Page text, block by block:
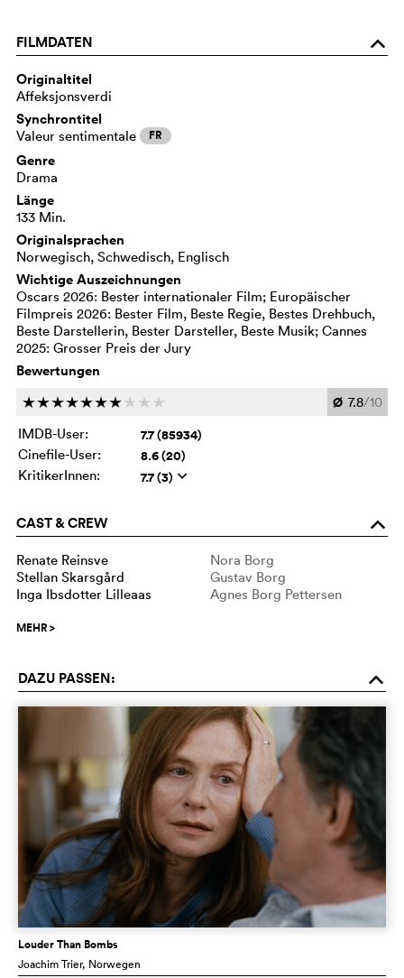
FILMDATEN o
Originaltitel
Affeksjonsverdi
Synchrontitel
Valeur sentimentale FR
Genre
Drama
Länge
133 Min.
Originalsprachen
Norwegisch, Schwedisch, Englisch
Wichtige Auszeichnungen
Oscars 2026: Bester internationaler Film; Europäischer
Filmpreis 2026: Bester Film, Beste Regie, Bestes Drehbuch,
Beste Darstellerin, Bester Darsteller, Beste Musik; Cannes
2025: Grosser Preis der Jury
Bewertungen
ccccccc c c c Ø 7.8/10
IMDB-User:
7.7 (85934)
Cinefile-User: 8.6 (20)
KritikerInnen: 7.7 (3) q
CAST & CREW o
Renate Reinsve
Nora Borg
Stellan Skarsgård
Gustav Borg
Inga Ibsdotter Lilleaas
Agnes Borg Pettersen
MEHR>
DAZU PASSEN: o
Louder Than Bombs
Joachim Trier, Norwegen